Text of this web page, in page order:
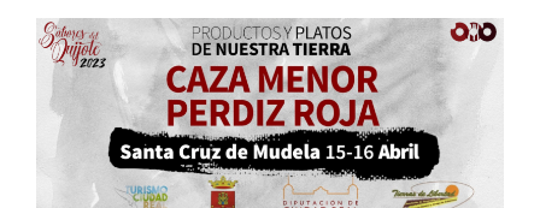
Disfruta de un fin de semana gastronómico
con la perdiz roja como protagonista,
además de actividades culturales y
deportivas. ¡Te esperamos!